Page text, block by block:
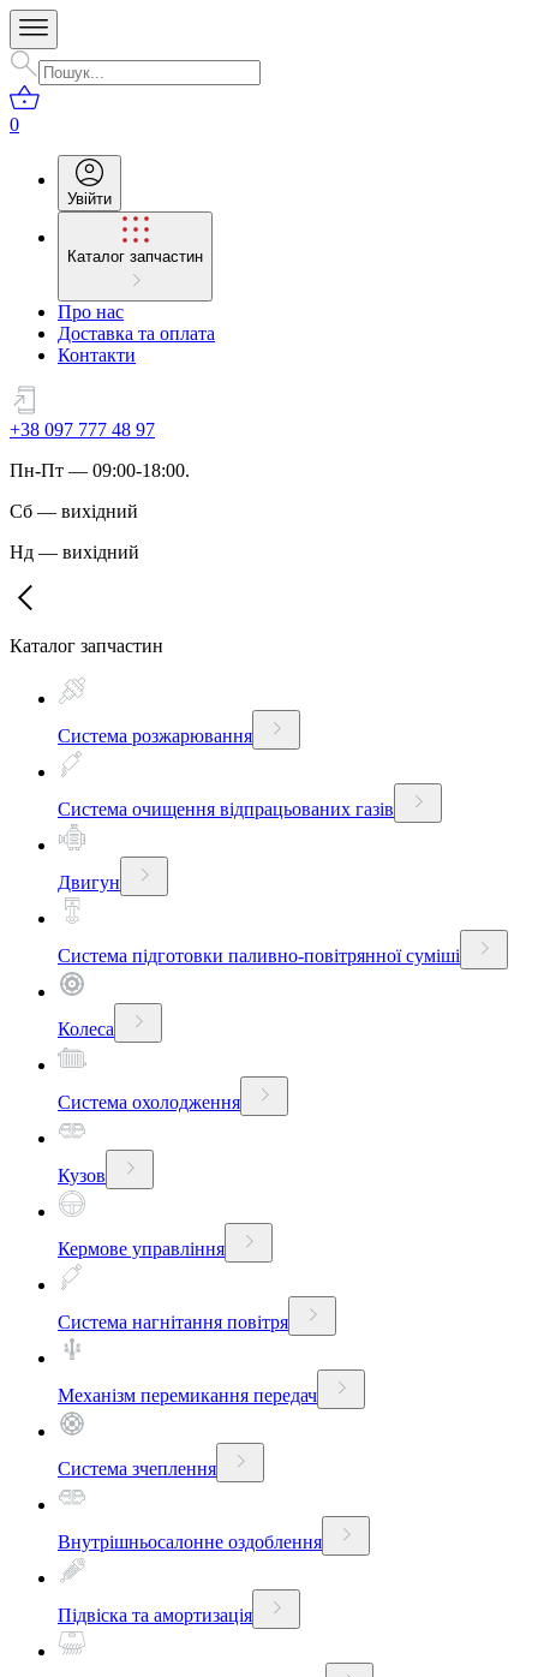
0
Увійти
Каталог запчастин
Про нас
Доставка та оплата
Контакти
+38 097 777 48 97
Пн-Пт — 09:00-18:00.
Сб — вихідний
Нд — вихідний
Каталог запчастин
Система розжарювання
Система очищення відпрацьованих газів
Двигун
Система підготовки паливно-повітрянної суміші
Колеса
Система охолодження
Кузов
Кермове управління
Система нагнітання повітря
Механізм перемикання передач
Система зчеплення
Внутрішньосалонне оздоблення
Підвіска та амортизація